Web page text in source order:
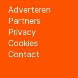
Adverteren
Partners
Privacy
Cookies
Contact